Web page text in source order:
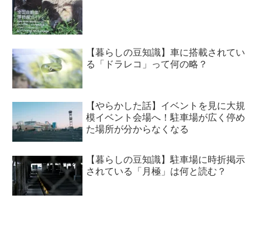
【暮らしの豆知識】車に搭載されてい
る「ドラレコ」って何の略？
【やらかした話】イベントを見に大規
模イベント会場へ！駐車場が広く停め
た場所が分からなくなる
【暮らしの豆知識】駐車場に時折掲示
されている「月極」は何と読む？